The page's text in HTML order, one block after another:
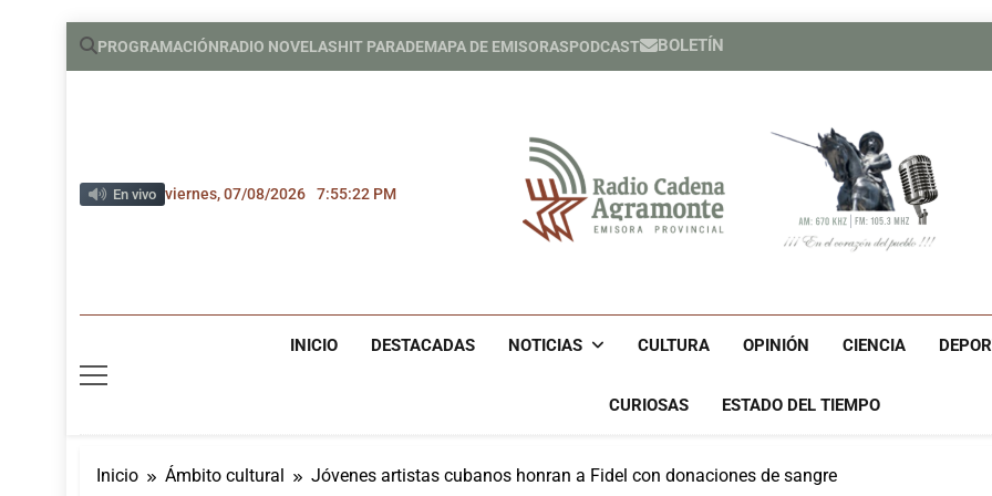
Saltar
PROGRAMACIÓNRADIO NOVELASHIT PARADEMAPA DE EMISORASPODCAST BOLETÍN
Héroe
Héroe
España
En vivo viernes, 07/08/2026 7:55:23 PM
Radio Cadena
INICIO DESTACADAS NOTICIAS CULTURA OPINIÓN CIENCIA
CURIOSAS ESTADO DEL TIEMPO
Inicio Ámbito cultural Jóvenes artistas cubanos honran a Fidel con donaciones de sangre